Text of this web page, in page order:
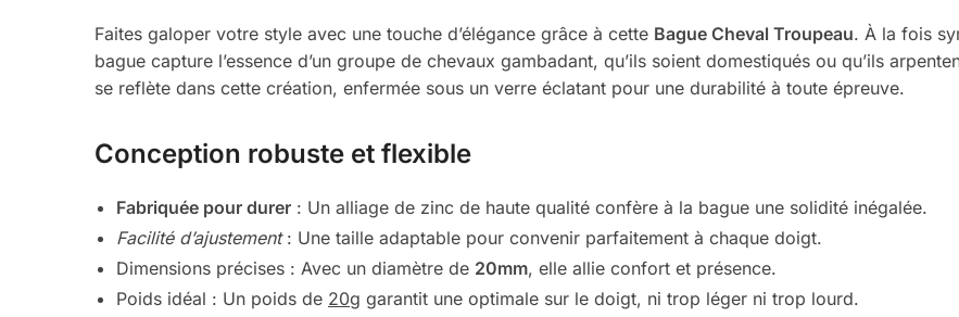
Faites galoper votre style avec une touche d’élégance grâce à cette Bague Cheval Troupeau. À la fois
bague capture l’essence d’un groupe de chevaux gambadant, qu’ils soient domestiqués ou qu’ils
se reflète dans cette création, enfermée sous un verre éclatant pour une durabilité à toute épreuve.
Conception robuste et flexible
Fabriquée pour durer : Un alliage de zinc de haute qualité confère à la bague une solidité inégalée.
Facilité d’ajustement: Une taille adaptable pour convenir parfaitement à chaque doigt.
Dimensions précises : Avec un diamètre de 20mm, elle allie confort et présence.
Poids idéal : Un poids de 20g garantit une optimale sur le doigt, ni trop léger ni trop lourd.